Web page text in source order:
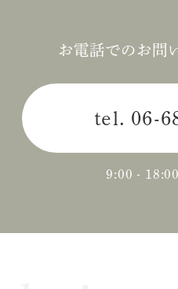
2024年06月 (1)
2024年04月 (3)
2024年03月 (2)
2023年12月 (1)
お電話でのお問
tel. 06-
9:00 -